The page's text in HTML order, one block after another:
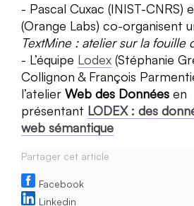
Pascal Cuxac (INIST-CNRS)
(Orange Labs) co-organisent
TextMine : atelier sur la fouille
L’équipe Lodex (Stéphanie
Collignon & François
l’atelier Web des Données en
présentant LODEX : des
web sémantique
Partager cet article
Facebook
Linkedin